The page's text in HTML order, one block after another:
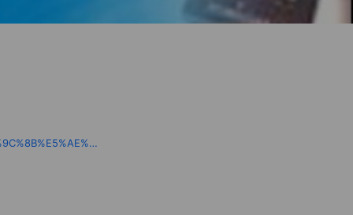
www.facebook.com/%E8%8D%89%E5%B1%AF%E5%A4%A7%E6%9D%B1%E6%B5%B7-%E5%9C%8B%E5%AE%B6%E5%85%AC%E8%81%B7%E5%9C%8B%E7%87%9F%E4%BA%8B%E6%A5%AD%E9%87%91%E8%9E%8D%E9%8A%80%E8%A1%8C%E8%AD%89%E7%85%A7%E5%B0%B1%E6%A5%AD%E8%80%83%E8%A9%A6-%E8%A3%9C%E7%BF%92%E7%8F%AD-338327833575451/?modal=admin_todo_tour